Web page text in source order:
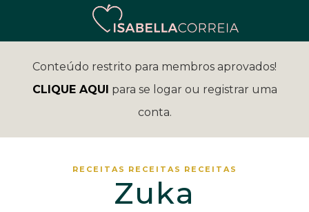
Conteúdo restrito para membros aprovados!
CLIQUE AQUI para se logar ou registrar uma
conta.
RECEITAS RECEITAS RECEITAS
Zuka